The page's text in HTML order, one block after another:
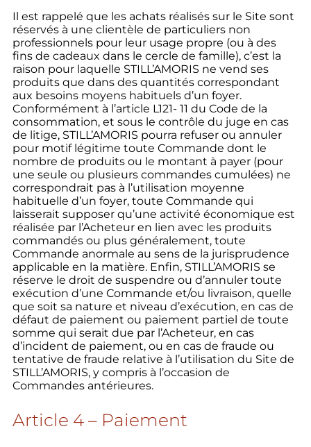
Il est rappelé que les achats réalisés sur le Site sont
réservés à une clientèle de particuliers non
professionnels pour leur usage propre (ou à des
fins de cadeaux dans le cercle de famille), c’est la
raison pour laquelle STILL’AMORIS ne vend ses
produits que dans des quantités correspondant
aux besoins moyens habituels d’un foyer.
Conformément à l’article L121- 11 du Code de la
consommation, et sous le contrôle du juge en cas
de litige, STILL’AMORIS pourra refuser ou annuler
pour motif légitime toute Commande dont le
nombre de produits ou le montant à payer (pour
une seule ou plusieurs commandes cumulées) ne
correspondrait pas à l’utilisation moyenne
habituelle d’un foyer, toute Commande qui
laisserait supposer qu’une activité économique est
réalisée par l’Acheteur en lien avec les produits
commandés ou plus généralement, toute
Commande anormale au sens de la jurisprudence
applicable en la matière. Enfin, STILL’AMORIS se
réserve le droit de suspendre ou d’annuler toute
exécution d’une Commande et/ou livraison, quelle
que soit sa nature et niveau d’exécution, en cas de
défaut de paiement ou paiement partiel de toute
somme qui serait due par l’Acheteur, en cas
d’incident de paiement, ou en cas de fraude ou
tentative de fraude relative à l’utilisation du Site de
STILL’AMORIS, y compris à l’occasion de
Commandes antérieures.
Article 4 – Paiement